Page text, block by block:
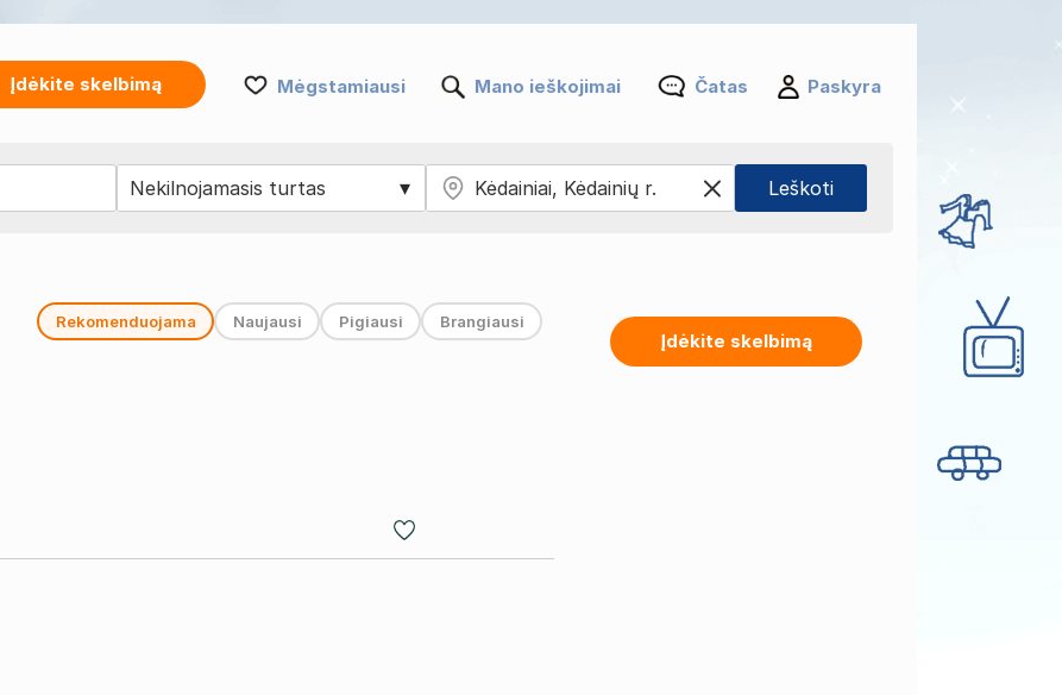
Įdėkite skelbimą Mėgstamiausi Mano ieškojimai Čatas Paskyra
Rekomenduojama Naujausi Pigiausi Brangiausi
Įdėkite skelbimą